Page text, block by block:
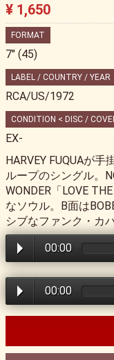
¥ 1,650
FORMAT
7" (45)
LABEL / COUNTRY / YEAR
RCA/US/1972
CONDITION < DISC /
EX-
HARVEY FUQUAが
ループのシングル。
WONDER「LOVE
なソウル。B面は
シブなファンク・カ
00:00
00:00